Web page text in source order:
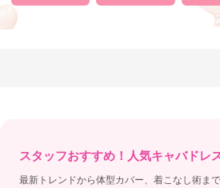
スタッフおすすめ！人気キャバドレ
最新トレンドから体型カバー、着こなし術ま